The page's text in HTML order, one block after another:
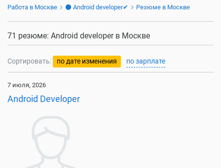
Работа в Москве ⚫ Android developer✔ Резюме в Москве
71 резюме: Android developer в Москве
Сортировать: по дате изменения по зарплате
7 июля, 2026
Android Developer